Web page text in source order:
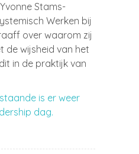
Stams-
Werken bij
over waarom zij
de wijsheid van het
in de praktijk van
is er weer
dag.